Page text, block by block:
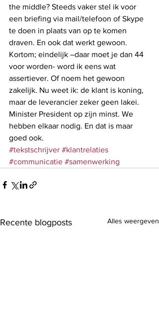
the middle? Steeds vaker stel ik voor
een briefing via mail/telefoon of Skype
te doen in plaats van op te komen
draven. En ook dat werkt gewoon.
Kortom; eindelijk –daar moet je dan 44
voor worden- word ik eens wat
assertiever. Of noem het gewoon
zakelijk. Nu weet ik: de klant is koning,
maar de leverancier zeker geen lakei.
Minister President op zijn minst. We
hebben elkaar nodig. En dat is maar
goed ook.
#tekstschrijver #klantrelaties
#communicatie #samenwerking
Recente blogposts Alles weergeven